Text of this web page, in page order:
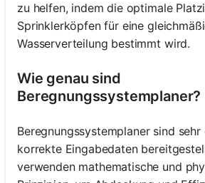
zu helfen, indem die optimale
Sprinklerköpfen für eine
Wasserverteilung bestimmt wird.
Wie genau sind
Beregnungssystemplaner?
Beregnungssystemplaner sind sehr
korrekte Eingabedaten
verwenden mathematische und